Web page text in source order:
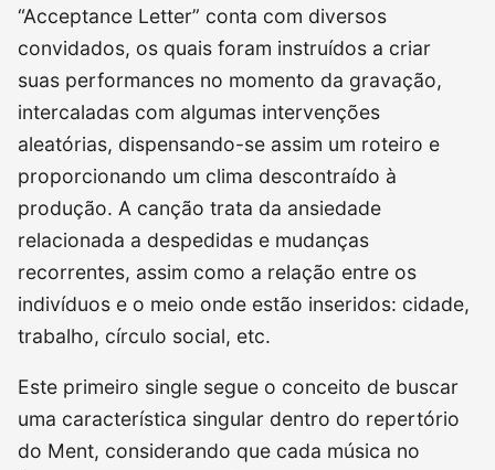
“Acceptance Letter” conta com diversos
convidados, os quais foram instruídos a criar
suas performances no momento da gravação,
intercaladas com algumas intervenções
aleatórias, dispensando-se assim um roteiro e
proporcionando um clima descontraído à
produção. A canção trata da ansiedade
relacionada a despedidas e mudanças
recorrentes, assim como a relação entre os
indivíduos e o meio onde estão inseridos: cidade,
trabalho, círculo social, etc.
Este primeiro single segue o conceito de buscar
uma característica singular dentro do repertório
do Ment, considerando que cada música no